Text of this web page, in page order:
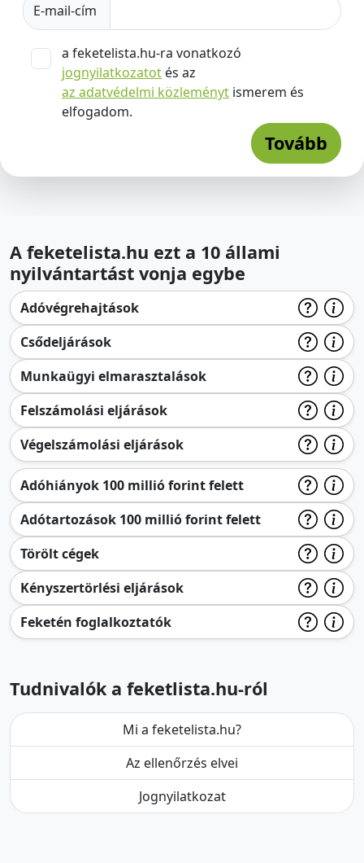
E-mail-cím
a feketelista.hu-ra vonatkozó
jognyilatkozatot és az
az adatvédelmi közleményt ismerem és
elfogadom.
Tovább
A feketelista.hu ezt a 10 állami
nyilvántartást vonja egybe
Adóvégrehajtások
Csődeljárások
Munkaügyi elmarasztalások
Felszámolási eljárások
Végelszámolási eljárások
Adóhiányok 100 millió forint felett
Adótartozások 100 millió forint felett
Törölt cégek
Kényszertörlési eljárások
Feketén foglalkoztatók
Tudnivalók a feketlista.hu-ról
Mi a feketelista.hu?
Az ellenőrzés elvei
Jognyilatkozat